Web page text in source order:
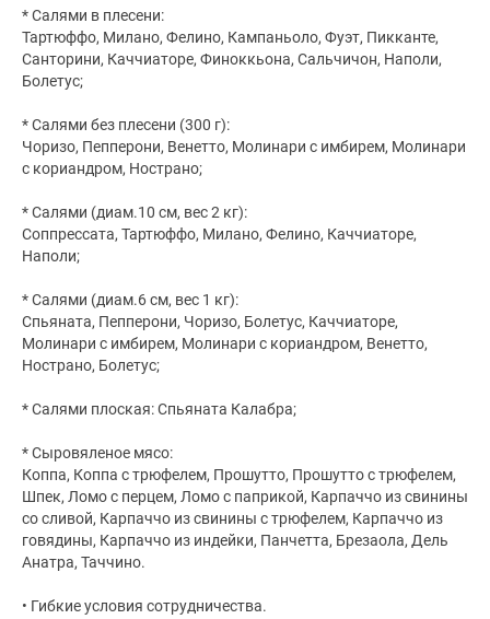
* Салями в плесени:
Тартюффо, Милано, Фелино, Кампаньоло, Фуэт, Пикканте,
Санторини, Каччиаторе, Финоккьона, Сальчичон, Наполи,
Болетус;
* Салями без плесени (300 г):
Чоризо, Пепперони, Венетто, Молинари с имбирем, Молинари
с кориандром, Нострано;
* Салями (диам.10 см, вес 2 кг):
Соппрессата, Тартюффо, Милано, Фелино, Каччиаторе,
Наполи;
* Салями (диам.6 см, вес 1 кг):
Спьяната, Пепперони, Чоризо, Болетус, Каччиаторе,
Молинари с имбирем, Молинари с кориандром, Венетто,
Нострано, Болетус;
* Салями плоская: Спьяната Калабра;
* Сыровяленое мясо:
Коппа, Коппа с трюфелем, Прошутто, Прошутто с трюфелем,
Шпек, Ломо с перцем, Ломо с паприкой, Карпаччо из свинины
со сливой, Карпаччо из свинины с трюфелем, Карпаччо из
говядины, Карпаччо из индейки, Панчетта, Брезаола, Дель
Анатра, Таччино.
• Гибкие условия сотрудничества.